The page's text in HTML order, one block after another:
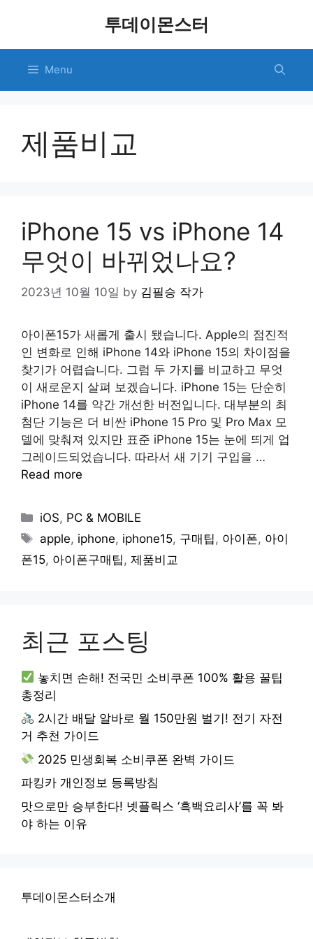
투데이몬스터
Menu
제품비교
iPhone 15 vs iPhone 14
무엇이 바뀌었나요?
2023년 10월 10일 by 김필승 작가
아이폰15가 새롭게 출시 됐습니다. Apple의 점진적
인 변화로 인해 iPhone 14와 iPhone 15의 차이점을
찾기가 어렵습니다. 그럼 두 가지를 비교하고 무엇
이 새로운지 살펴 보겠습니다. iPhone 15는 단순히
iPhone 14를 약간 개선한 버전입니다. 대부분의 최
첨단 기능은 더 비싼 iPhone 15 Pro 및 Pro Max 모
델에 맞춰져 있지만 표준 iPhone 15는 눈에 띄게 업
그레이드되었습니다. 따라서 새 기기 구입을 …
Read more
Categories
iOS, PC & MOBILE
Tags
apple, iphone, iphone15, 구매팁 , 아이폰, 아이
폰15, 아이폰구매팁 , 제품비교
최근 포스팅
놓치면 손해! 전국민 소비쿠폰 100% 활용 꿀팁
총정리
2시간 배달 알바로 월 150만원 벌기! 전기 자전
거 추천 가이드
2025 민생회복 소비쿠폰 완벽 가이드
파킹카 개인정보 등록방침
맛으로만 승부한다! 넷플릭스 ‘흑백요리사’를 꼭 봐
야 하는 이유
투데이몬스터소개